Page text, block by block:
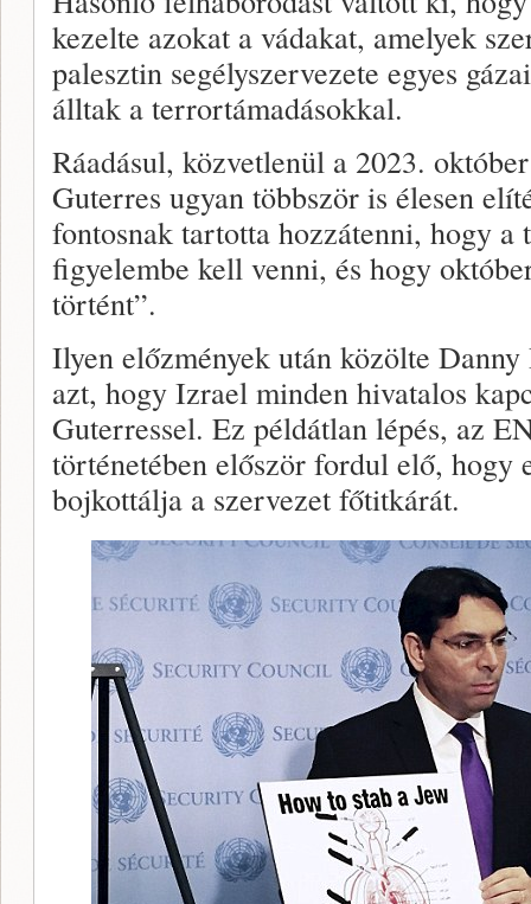
kezelte azokat a vádakat, amelyek
palesztin segélyszervezete egyes
álltak a terrortámadásokkal.
Ráadásul, közvetlenül a 2023.
Guterres ugyan többször is élesen
fontosnak tartotta hozzátenni, hogy a
figyelembe kell venni, és hogy
történt”.
Ilyen előzmények után közölte
azt, hogy Izrael minden hivatalos
Guterressel. Ez példátlan lépés, az
történetében először fordul elő, hogy
bojkottálja a szervezet főtitkárát.